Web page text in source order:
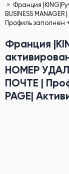
Франция
BUSINESS
Профиль заполнен
Франция
НОМЕР
ПОЧТЕ |
PAGE|